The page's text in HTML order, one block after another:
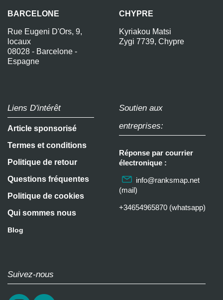
BARCELONE
Rue Eugeni D'Ors, 9,
locaux
08028 - Barcelone -
Espagne
CHYPRE
Kyriakou Matsi
Zygi 7739, Chypre
Liens D'intérêt
Article sponsorisé
Termes et conditions
Politique de retour
Questions fréquentes
Politique de cookies
Qui sommes nous
Blog
Soutien aux
entreprises:
Réponse par courrier
électronique :
info@ranksmap.net
(mail)
+34654965870 (whatsapp)
Suivez-nous